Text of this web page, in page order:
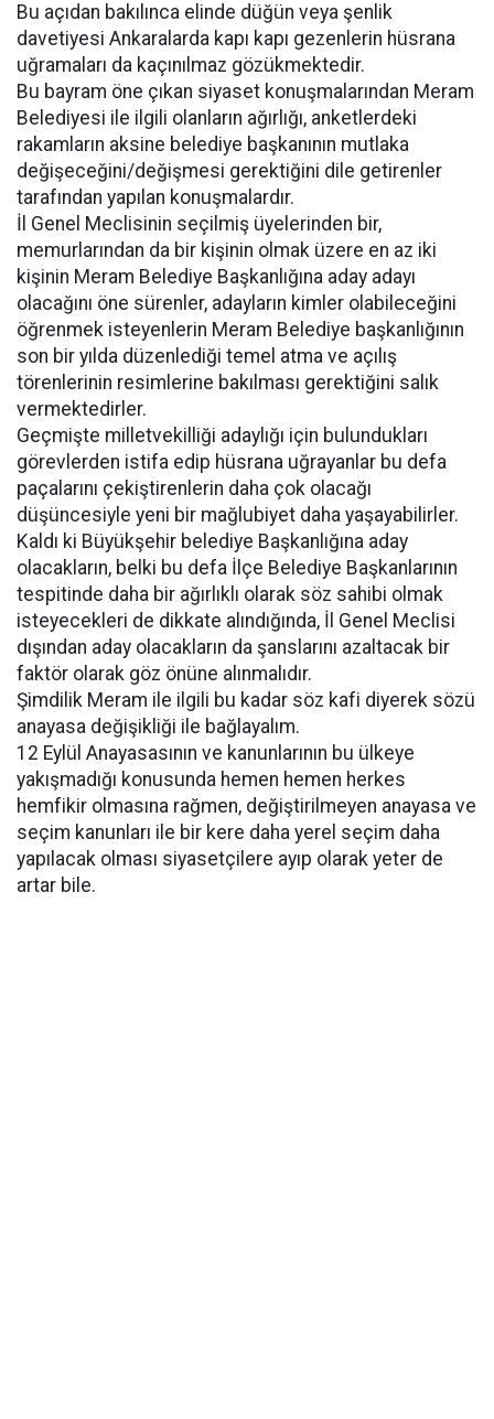
Bu açıdan bakılınca elinde düğün veya şenlik
davetiyesi Ankaralarda kapı kapı gezenlerin hüsrana
uğramaları da kaçınılmaz gözükmektedir.
Bu bayram öne çıkan siyaset konuşmalarından Meram
Belediyesi ile ilgili olanların ağırlığı, anketlerdeki
rakamların aksine belediye başkanının mutlaka
değişeceğini/değişmesi gerektiğini dile getirenler
tarafından yapılan konuşmalardır.
İl Genel Meclisinin seçilmiş üyelerinden bir,
memurlarından da bir kişinin olmak üzere en az iki
kişinin Meram Belediye Başkanlığına aday adayı
olacağını öne sürenler, adayların kimler olabileceğini
öğrenmek isteyenlerin Meram Belediye başkanlığının
son bir yılda düzenlediği temel atma ve açılış
törenlerinin resimlerine bakılması gerektiğini salık
vermektedirler.
Geçmişte milletvekilliği adaylığı için bulundukları
görevlerden istifa edip hüsrana uğrayanlar bu defa
paçalarını çekiştirenlerin daha çok olacağı
düşüncesiyle yeni bir mağlubiyet daha yaşayabilirler.
Kaldı ki Büyükşehir belediye Başkanlığına aday
olacakların, belki bu defa İlçe Belediye Başkanlarının
tespitinde daha bir ağırlıklı olarak söz sahibi olmak
isteyecekleri de dikkate alındığında, İl Genel Meclisi
dışından aday olacakların da şanslarını azaltacak bir
faktör olarak göz önüne alınmalıdır.
Şimdilik Meram ile ilgili bu kadar söz kafi diyerek sözü
anayasa değişikliği ile bağlayalım.
12 Eylül Anayasasının ve kanunlarının bu ülkeye
yakışmadığı konusunda hemen hemen herkes
hemfikir olmasına rağmen, değiştirilmeyen anayasa ve
seçim kanunları ile bir kere daha yerel seçim daha
yapılacak olması siyasetçilere ayıp olarak yeter de
artar bile.